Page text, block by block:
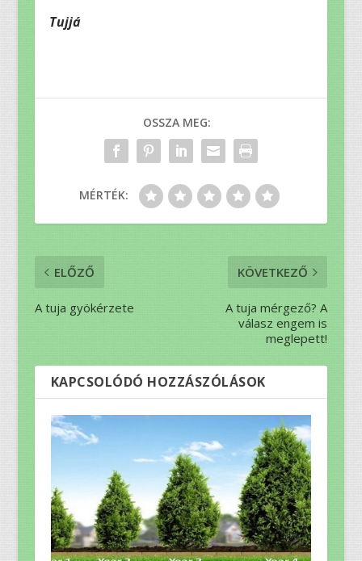
Tujjá
OSSZA MEG:
MÉRTÉK:
ELŐZŐ
A tuja gyökérzete
KÖVETKEZŐ
A tuja mérgező? A
válasz engem is
meglepett!
KAPCSOLÓDÓ HOZZÁSZÓLÁSOK